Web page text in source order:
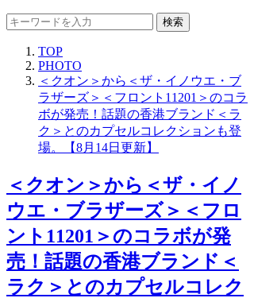
検索
TOP
PHOTO
＜クオン＞から＜ザ・イノウエ・ブ
ラザーズ＞＜フロント11201＞のコラ
ボが発売！話題の香港ブランド＜ラ
ク＞とのカプセルコレクションも登
場。【8月14日更新】
＜クオン＞から＜ザ・イノ
ウエ・ブラザーズ＞＜フロ
ント11201＞のコラボが発
売！話題の香港ブランド＜
ラク＞とのカプセルコレク